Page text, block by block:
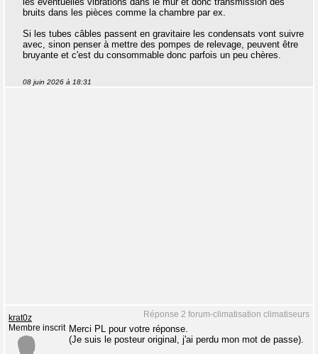
bruits dans les pièces comme la chambre par ex.
Si les tubes câbles passent en gravitaire les condensats vont suivre
avec, sinon penser à mettre des pompes de relevage, peuvent être
bruyante et c'est du consommable donc parfois un peu chères.
08 juin 2026 à 18:31
Réponse 2 forum-climatisation climatiseurs
krat0z
Membre inscrit Merci PL pour votre réponse.
(Je suis le posteur original, j'ai perdu mon mot de passe).